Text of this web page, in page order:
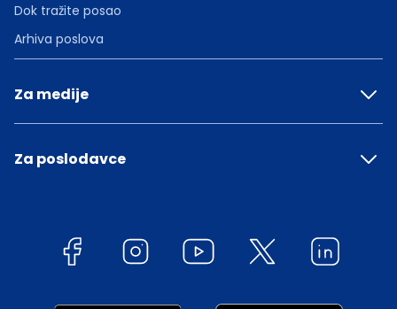
Dok tražite posao
Arhiva poslova
Za medije
Za poslodavce